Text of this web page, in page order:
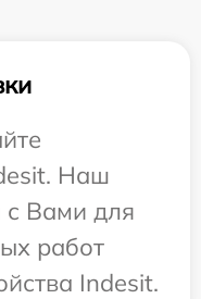
Наш
с Вами для
работ
Indesit.